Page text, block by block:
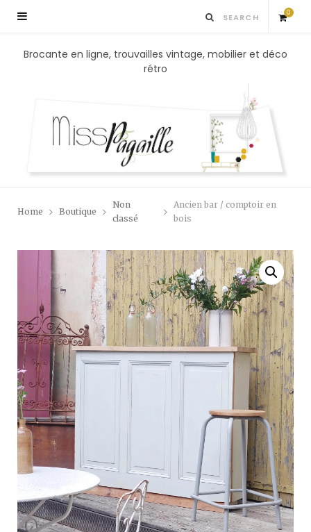
0
S
p
n
g
C
a
r
Brocante en ligne, trouvailles vintage, mobilier et déco
rétro
Home Boutique
Non
classé
Ancien bar / comptoir en
bois